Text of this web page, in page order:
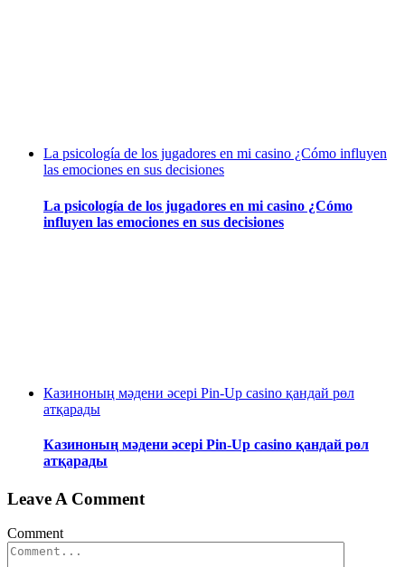
La psicología de los jugadores en mi casino ¿Cómo influyen
las emociones en sus decisiones
La psicología de los jugadores en mi casino ¿Cómo
influyen las emociones en sus decisiones
Казиноның мәдени әсері Pin-Up casino қандай рөл
атқарады
Казиноның мәдени әсері Pin-Up casino қандай рөл
атқарады
Leave A Comment
Comment